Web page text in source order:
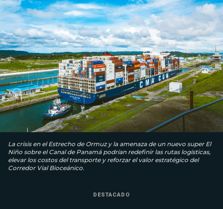
La crisis en el Estrecho de Ormuz y la amenaza de un nuevo super El
Niño sobre el Canal de Panamá podrían redefinir las rutas logísticas,
elevar los costos del transporte y reforzar el valor estratégico del
Corredor Vial Bioceánico.
DESTACADO